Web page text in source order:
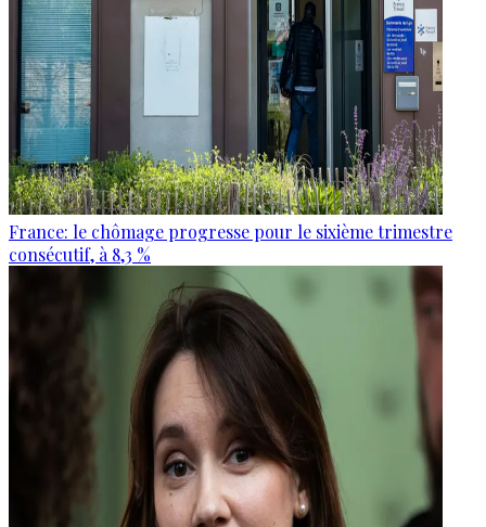
France: le chômage progresse pour le sixième trimestre
consécutif, à 8,3 %